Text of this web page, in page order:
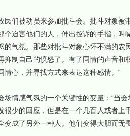
们被动员来参加批斗会。批斗对象被
个迫害他们的人，伸出控诉的手指，叫
的气氛。那些对批斗对象心怀不满的农
抑制自己的愤怒了。有了同情的声音
情心，并寻找方式来表达这种感情。“
情感气氛的一个关键性的变量：“当会
很少的回应，但是在一个几百人或者
成了另外一种人。他们变得大胆而无